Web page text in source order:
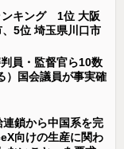
ンキング 1位 大阪
5位 埼玉県川口市
員・監督官ら10数
）国会議員が事実確
鎖から中国系を完
向けの生産に関わ